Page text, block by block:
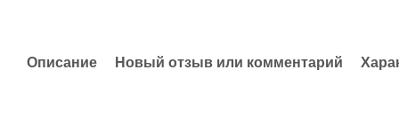
Описание Новый отзыв или комментарий